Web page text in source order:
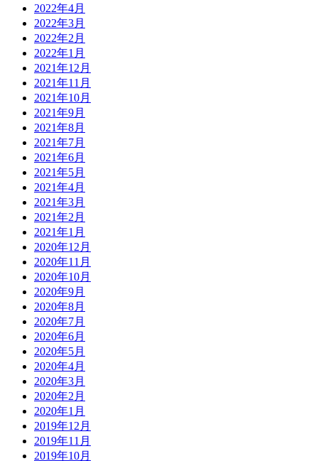
2022年4月
2022年3月
2022年2月
2022年1月
2021年12月
2021年11月
2021年10月
2021年9月
2021年8月
2021年7月
2021年6月
2021年5月
2021年4月
2021年3月
2021年2月
2021年1月
2020年12月
2020年11月
2020年10月
2020年9月
2020年8月
2020年7月
2020年6月
2020年5月
2020年4月
2020年3月
2020年2月
2020年1月
2019年12月
2019年11月
2019年10月